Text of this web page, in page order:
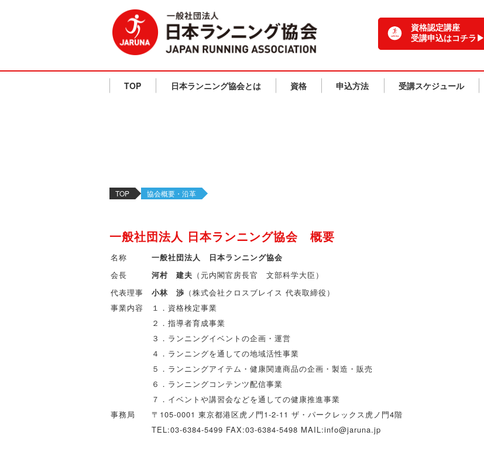
資格認定講座
受講申込はコチラ▶
TOP 日本ランニング協会とは 資格 申込方法 受講スケジュール
TOP 協会概要・沿革
一般社団法人 日本ランニング協会 概要
名称
一般社団法人 日本ランニング協会
会長
河村 建夫 （元内閣官房長官 文部科学大臣）
代表理事
小林 渉 （株式会社クロスブレイス 代表取締役）
事業内容
１．資格検定事業
２．指導者育成事業
３．ランニングイベントの企画・運営
４．ランニングを通しての地域活性事業
５．ランニングアイテム・健康関連商品の企画・製造・販売
６．ランニングコンテンツ配信事業
７．イベントや講習会などを通しての健康推進事業
事務局
〒105-0001 東京都港区虎ノ門1-2-11 ザ・パークレックス虎ノ門4階
TEL:03-6384-5499 FAX:03-6384-5498 MAIL:info@jaruna.jp